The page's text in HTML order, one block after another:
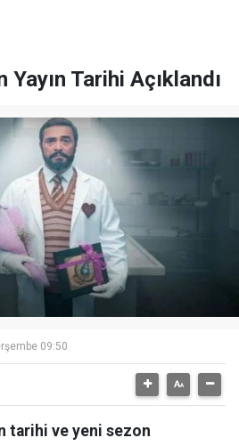
Tarihi Açıklandı
09:50
tarihi ve yeni sezon